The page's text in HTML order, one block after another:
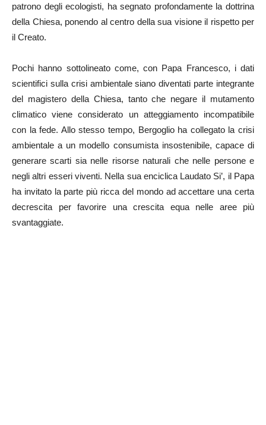
patrono degli ecologisti, ha segnato profondamente la dottrina
della Chiesa, ponendo al centro della sua visione il rispetto per
il Creato.
Pochi hanno sottolineato come, con Papa Francesco, i dati
scientifici sulla crisi ambientale siano diventati parte integrante
del magistero della Chiesa, tanto che negare il mutamento
climatico viene considerato un atteggiamento incompatibile
con la fede. Allo stesso tempo, Bergoglio ha collegato la crisi
ambientale a un modello consumista insostenibile, capace di
generare scarti sia nelle risorse naturali che nelle persone e
negli altri esseri viventi. Nella sua enciclica Laudato Si’, il Papa
ha invitato la parte più ricca del mondo ad accettare una certa
decrescita per favorire una crescita equa nelle aree più
svantaggiate.